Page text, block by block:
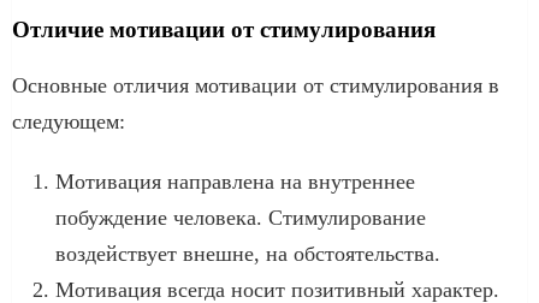
Отличие мотивации от стимулирования
Основные отличия мотивации от стимулирования в
следующем:
Мотивация направлена на внутреннее
побуждение человека. Стимулирование
воздействует внешне, на обстоятельства.
Мотивация всегда носит позитивный характер.